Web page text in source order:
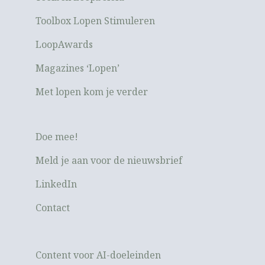
Toolbox Lopen Stimuleren
LoopAwards
Magazines ‘Lopen’
Met lopen kom je verder
Doe mee!
Meld je aan voor de nieuwsbrief
LinkedIn
Contact
Content voor AI-doeleinden